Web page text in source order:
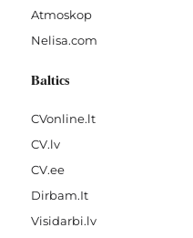
Atmoskop
Nelisa.com
Baltics
CVonline.lt
CV.lv
CV.ee
Dirbam.It
Visidarbi.lv